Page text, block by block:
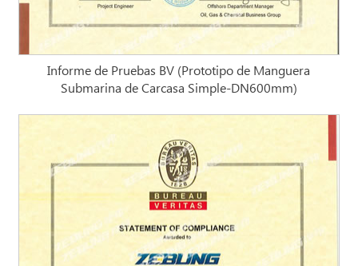
Informe de Pruebas BV (Prototipo de Manguera
Submarina de Carcasa Simple-DN600mm)